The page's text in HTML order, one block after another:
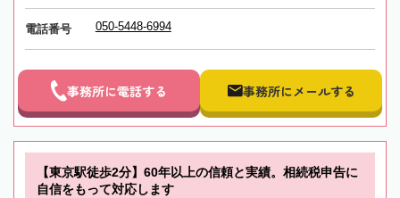
電話番号 050-5448-6994
事務所に電話する 事務所にメールする
【東京駅徒歩2分】60年以上の信頼と実績。相続税申告に
自信をもって対応します